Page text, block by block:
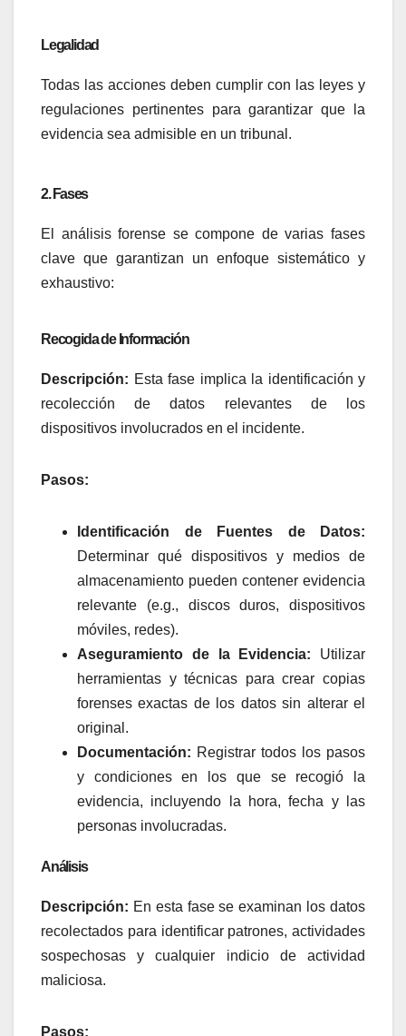
Legalidad
Todas las acciones deben cumplir con las leyes y
regulaciones pertinentes para garantizar que la
evidencia sea admisible en un tribunal.
2. Fases
El análisis forense se compone de varias fases
clave que garantizan un enfoque sistemático y
exhaustivo:
Recogida de Información
Descripción: Esta fase implica la identificación y
recolección de datos relevantes de los
dispositivos involucrados en el incidente.
Pasos:
Identificación de Fuentes de Datos:
Determinar qué dispositivos y medios de
almacenamiento pueden contener evidencia
relevante (e.g., discos duros, dispositivos
móviles, redes).
Aseguramiento de la Evidencia: Utilizar
herramientas y técnicas para crear copias
forenses exactas de los datos sin alterar el
original.
Documentación: Registrar todos los pasos
y condiciones en los que se recogió la
evidencia, incluyendo la hora, fecha y las
personas involucradas.
Análisis
Descripción: En esta fase se examinan los datos
recolectados para identificar patrones, actividades
sospechosas y cualquier indicio de actividad
maliciosa.
Pasos: